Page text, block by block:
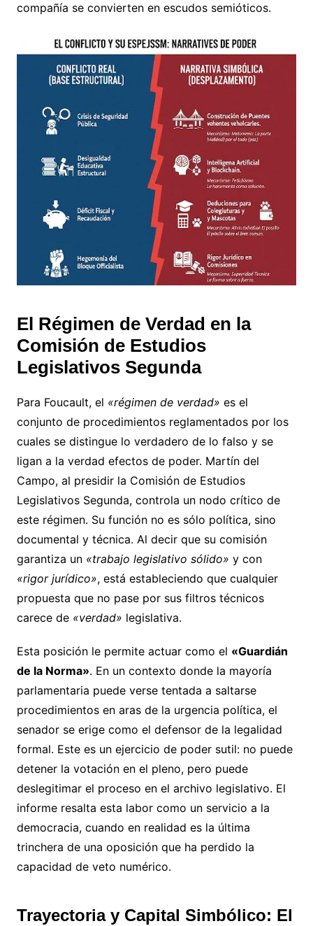
compañía se convierten en escudos semióticos.
El Régimen de Verdad en la
Comisión de Estudios
Legislativos Segunda
Para Foucault, el «régimen de verdad» es el
conjunto de procedimientos reglamentados por los
cuales se distingue lo verdadero de lo falso y se
ligan a la verdad efectos de poder. Martín del
Campo, al presidir la Comisión de Estudios
Legislativos Segunda, controla un nodo crítico de
este régimen. Su función no es sólo política, sino
documental y técnica. Al decir que su comisión
garantiza un «trabajo legislativo sólido» y con
«rigor jurídico», está estableciendo que cualquier
propuesta que no pase por sus filtros técnicos
carece de «verdad» legislativa.
Esta posición le permite actuar como el «Guardián
de la Norma». En un contexto donde la mayoría
parlamentaria puede verse tentada a saltarse
procedimientos en aras de la urgencia política, el
senador se erige como el defensor de la legalidad
formal. Este es un ejercicio de poder sutil: no puede
detener la votación en el pleno, pero puede
deslegitimar el proceso en el archivo legislativo. El
informe resalta esta labor como un servicio a la
democracia, cuando en realidad es la última
trinchera de una oposición que ha perdido la
capacidad de veto numérico.
Trayectoria y Capital Simbólico: El